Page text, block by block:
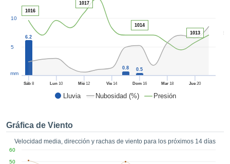
sin coste.
a la
ya sean
en
así como
un perfil
CONTINUAR
CONFIGURACIÓN
Lluvia Nubosidad (%) Presión
50
Sáb8 Lun 10 Mié 12 Vie 14 Dom16 Mar18 Jue 20
5
10
mm
6.2
0.8 0.5
1016
1017
1014
1013
Gráfica de Viento
Velocidad media, dirección y rachas de viento para los próximos 14 días
50
60